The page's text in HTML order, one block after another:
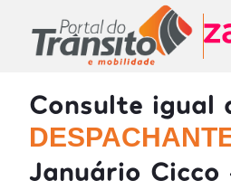
Consulte igual
Januário Cicco